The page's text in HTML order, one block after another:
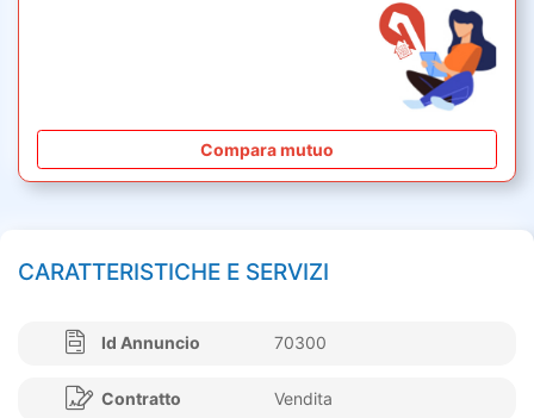
Compara mutuo
CARATTERISTICHE E SERVIZI
Id Annuncio 70300
Contratto Vendita